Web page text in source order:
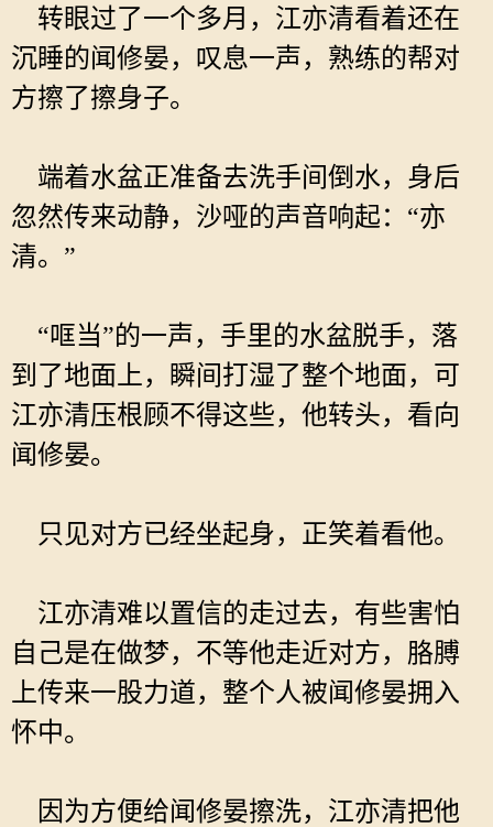
转眼过了一个多月，江亦清看着还在
沉睡的闻修晏，叹息一声，熟练的帮对
方擦了擦身子。
端着水盆正准备去洗手间倒水，身后
忽然传来动静，沙哑的声音响起：“亦
清。”
“哐当”的一声，手里的水盆脱手，落
到了地面上，瞬间打湿了整个地面，可
江亦清压根顾不得这些，他转头，看向
闻修晏。
只见对方已经坐起身，正笑着看他。
江亦清难以置信的走过去，有些害怕
自己是在做梦，不等他走近对方，胳膊
上传来一股力道，整个人被闻修晏拥入
怀中。
因为方便给闻修晏擦洗，江亦清把他